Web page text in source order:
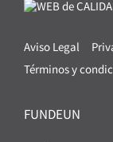
Aviso Legal
Términos y
FUNDEUN